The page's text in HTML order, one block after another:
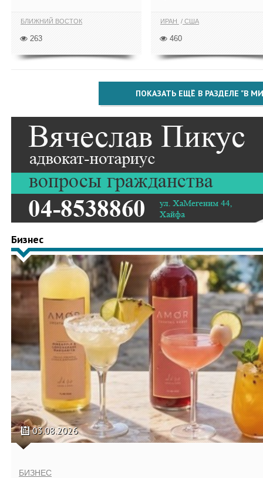
БЛИЖНИЙ ВОСТОК
263
ИРАН США
460
ПОКАЗАТЬ ЕЩЁ В РАЗДЕЛЕ "В
Бизнес
03.08.2026
БИЗНЕС